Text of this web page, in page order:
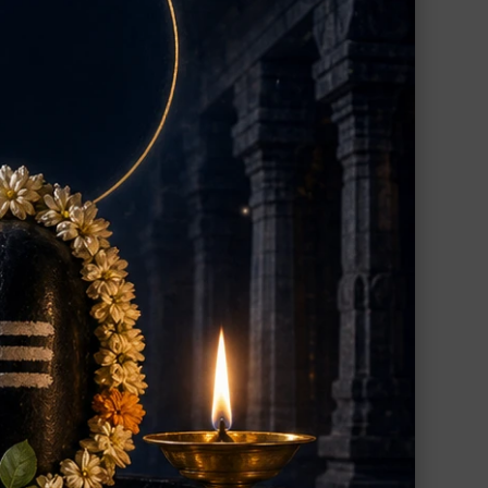
のでしょうか。その根底には、多くの場
望。
ましなさいと優しく諭します。あなたが
く、内側にある不要なものを「手放す」
いきます。それはまるで、玉ねぎの皮を